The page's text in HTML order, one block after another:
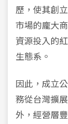
歷，使其創
市場的龐大
資源投入的
生態系。
因此，成立
務從台灣擴
外，經營層